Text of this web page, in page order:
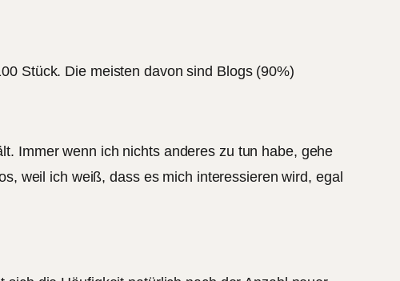
Stück. Die meisten davon sind Blogs (90%)
Immer wenn ich nichts anderes zu tun habe, gehe
weil ich weiß, dass es mich interessieren wird, egal